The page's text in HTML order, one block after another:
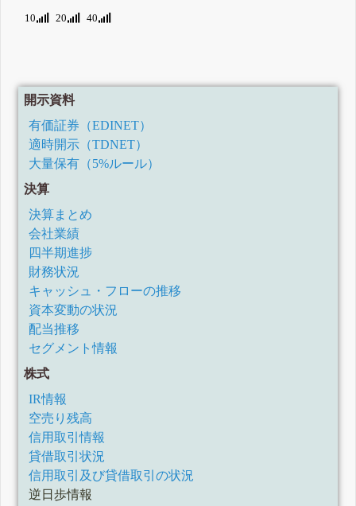
10 20 40
開示資料
有価証券（EDINET）
適時開示（TDNET）
大量保有（5%ルール）
決算
決算まとめ
会社業績
四半期進捗
財務状況
キャッシュ・フローの推移
資本変動の状況
配当推移
セグメント情報
株式
IR情報
空売り残高
信用取引情報
貸借取引状況
信用取引及び貸借取引の状況
逆日歩情報